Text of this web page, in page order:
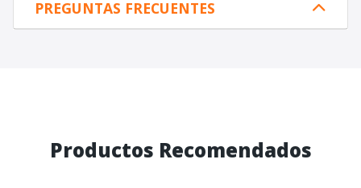
PREGUNTAS FRECUENTES
Productos Recomendados